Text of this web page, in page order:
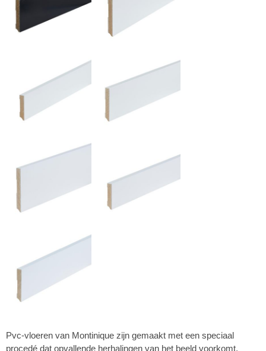
Pvc-vloeren van Montinique zijn gemaakt met een speciaal
procedé dat opvallende herhalingen van het beeld voorkomt.